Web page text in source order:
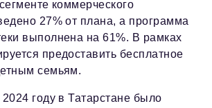
коммерческого
27% от плана, а программа
выполнена на 61%. В рамках
предоставить бесплатное
семьям.
году в Татарстане было